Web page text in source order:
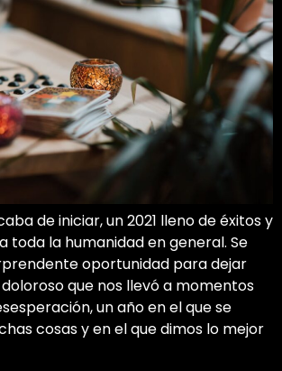
de iniciar, un 2021 lleno de éxitos y
toda la humanidad en general. Se
oportunidad para dejar
que nos llevó a momentos
un año en el que se
cosas y en el que dimos lo mejor